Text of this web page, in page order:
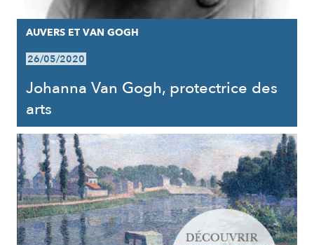
AUVERS ET VAN GOGH
26/05/2020
Johanna Van Gogh, protectrice des
arts